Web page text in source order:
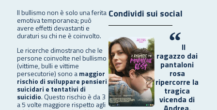
Il bullismo non è solo una ferita
emotiva temporanea; può
avere effetti devastanti e
duraturi su chi ne è coinvolto.
Le ricerche dimostrano che le
persone coinvolte nel bullismo
(vittime, bulli e vittime
persecutorie) sono amaggior
rischio di sviluppare pensieri
suicidari e tentativi di
suicidio. Questo rischio è da 3
a 5 volte maggiore rispetto agli
Condividi sui social
“Il
ragazzo dai
pantaloni
rosa
ripercorre la
tragica
vicenda di